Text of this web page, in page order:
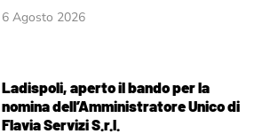
6 Agosto 2026
Ladispoli, aperto il bando per la
nomina dell’Amministratore Unico di
Flavia Servizi S.r.l.